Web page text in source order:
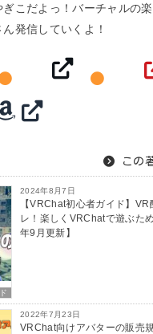
ぎこだよっ！バーチャルの
ん発信していくよ！
この
2024年8月7日
【VRChat初心者ガイド】VR
レ！楽しくVRChatで遊ぶた
年9月更新】
2022年7月23日
VRChat向けアバターの販売